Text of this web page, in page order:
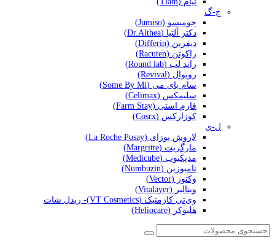
ج-گ
جومیسو (Jumiso)
دکتر آلتیا (Dr.Althea)
دیفرین (Differin)
راکوتن (Racuten)
راند لب (Round lab)
رویوال (Revival)
سام بای می (Some By Mi)
سلیمکس (Celimax)
فارم استی (Farm Stay)
کوزارکس (Cosrx)
ل-ی
لاروش پوزای (La Roche Posay)
مارگریت (Margritte)
مدیکیوب (Medicube)
نامبوزین (Numbuzin)
وکتور (Vector)
ویتالیر (Vitalayer)
وی‌تی کازمتیک (VT Cosmetics)- ریدل شات
هلیوکر (Heliocare)